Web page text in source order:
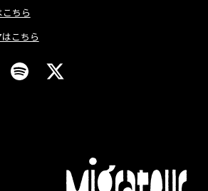
ちら
こちら